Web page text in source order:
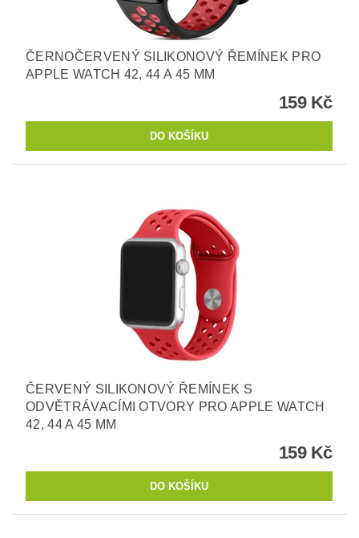
ČERNOČERVENÝ SILIKONOVÝ ŘEMÍNEK PRO
APPLE WATCH 42, 44 A 45 MM
159 Kč
ČERVENÝ SILIKONOVÝ ŘEMÍNEK S
ODVĚTRÁVACÍMI OTVORY PRO APPLE WATCH
42, 44 A 45 MM
159 Kč